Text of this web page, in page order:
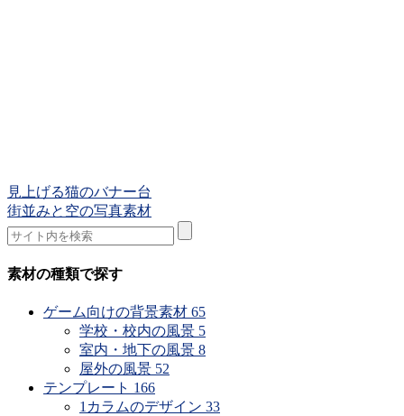
見上げる猫のバナー台
街並みと空の写真素材
素材の種類で探す
ゲーム向けの背景素材 65
学校・校内の風景 5
室内・地下の風景 8
屋外の風景 52
テンプレート 166
1カラムのデザイン 33